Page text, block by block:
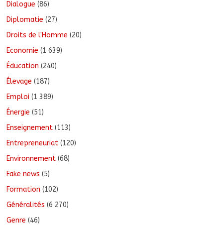
Dialogue (86)
Diplomatie (27)
Droits de l'Homme (20)
Economie (1 639)
Éducation (240)
Élevage (187)
Emploi (1 389)
Énergie (51)
Enseignement (113)
Entrepreneuriat (120)
Environnement (68)
Fake news (5)
Formation (102)
Généralités (6 270)
Genre (46)